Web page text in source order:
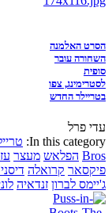
הסרט האלמנה
השחורה עובר
סופית
לסטרימינג, צפו
בטריילר החדש
עדי פרל
In this category:
Bros הפלאש מעצר
פיקסאר קרואלה
ג'יימס לברון זנדאיה